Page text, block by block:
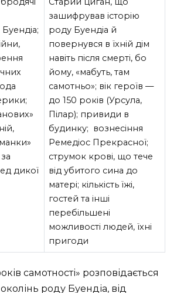
дикої
зашифрував історію
роду Буендіа й
повернувся в їхній дім
навіть після смерті, бо
йому, «мабуть, там
самотньо»; вік героїв —
до 150 років (Урсула,
Пілар); привиди в
будинку; вознесіння
Ремедіос Прекрасної;
струмок крові, що тече
від убитого сина до
матері; кількість їжі,
гостей та інші
перебільшені
можливості людей, їхні
пригоди
самотності» розповідається
роду Буендіа, від